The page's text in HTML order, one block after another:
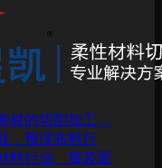
材的切割加工，
，预浸布料行
料行业、服装面